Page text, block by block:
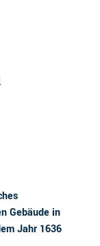
Gebäude in
Jahr 1636